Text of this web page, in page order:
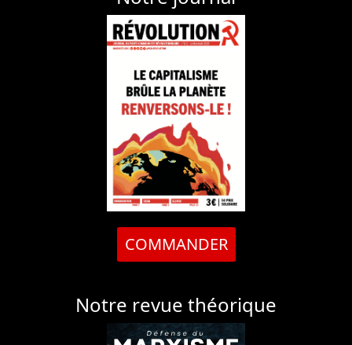
COMMANDER
Notre revue théorique